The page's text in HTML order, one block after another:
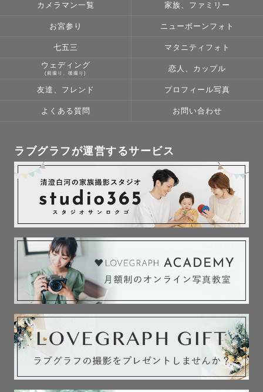
カメラマン一覧 家族、ファミリー
お宮参り ニューボーンフォト
七五三 マタニティフォト
ウェディング
(前撮り、後撮り)
恋人、カップル
友達、フレンド プロフィール写真
よくある質問 お問い合わせ
ラブグラフが運営するサービス